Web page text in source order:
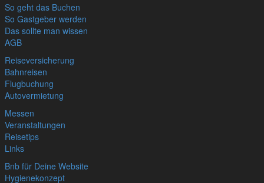
So geht das Buchen
So Gastgeber werden
Das sollte man wissen
AGB
Reiseversicherung
Bahnreisen
Flugbuchung
Autovermietung
Messen
Veranstaltungen
Reisetips
Links
Bnb für Deine Website
Hygienekonzept